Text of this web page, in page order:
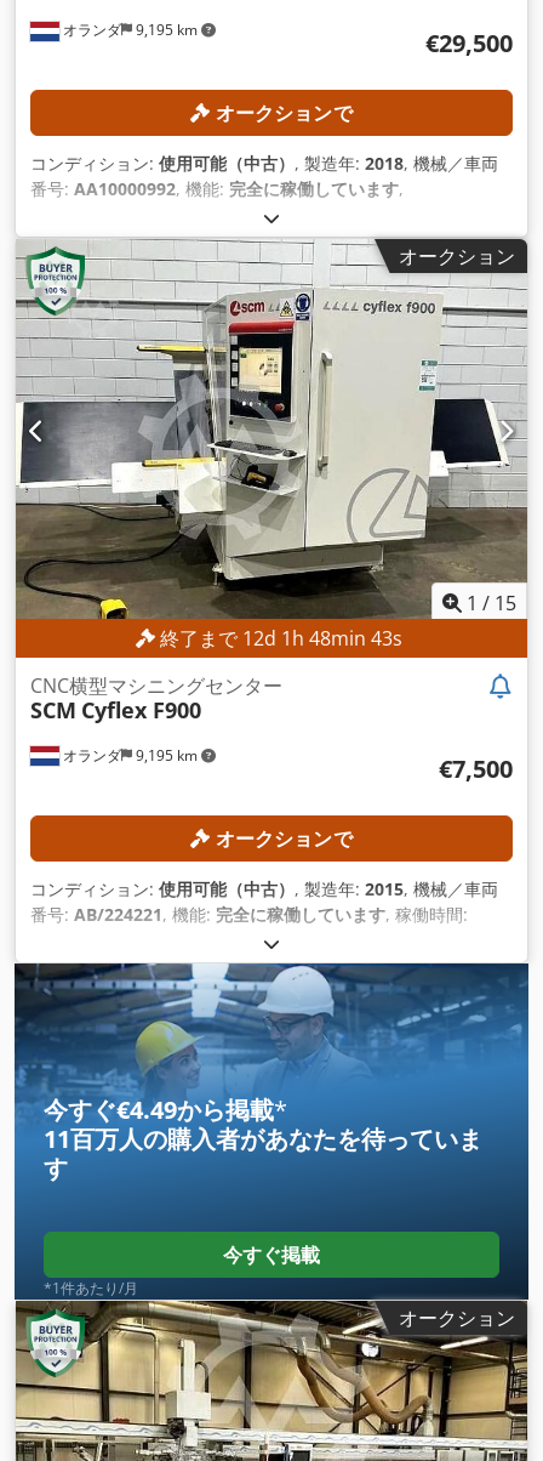
オランダ 9,195 km €29,500
オークションで
コンディション: 使用可能（中古） , 製造年: 2018, 機械／車両
番号: AA10000992, 機能: 完全に稼働しています,
オークション
1 / 15
終了まで12d 1h 48min 41s
オランダ 9,195 km
CNC横型マシニングセンター
SCM Cyflex F900
€7,500
オークションで
コンディション: 使用可能（中古） , 製造年: 2015, 機械／車両
番号: AB/224221, 機能: 完全に稼働しています, 稼働時間:
, フライス主軸回転速度（最大）:
18,000 回転/分, 作業長さ:3,050 mm, 装備:CEマーキング,
今すぐ€4.49から掲載*
11百万人の購入者があなたを待っていま
す
今すぐ掲載
*1件あたり/月
オークション